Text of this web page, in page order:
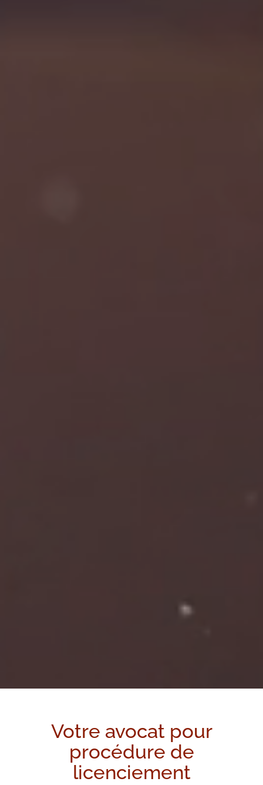
Votre avocat pour
procédure de
licenciement